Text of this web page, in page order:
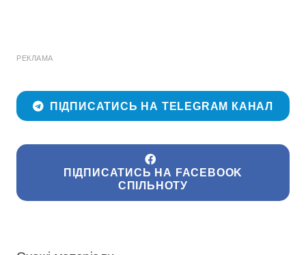
РЕКЛАМА
ПІДПИСАТИСЬ НА TELEGRAM КАНАЛ
ПІДПИСАТИСЬ НА FACEBOOK
СПІЛЬНОТУ